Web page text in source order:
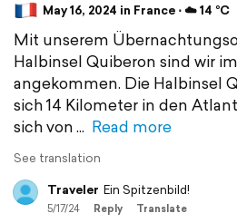
May 16, 2024 in France ⋅ ☁️ 14 °C
Mit unserem
Halbinsel Quiberon sind wir
angekommen. Die Halbinsel
sich 14 Kilometer in den
sich von
Read more
See translation
Traveler Ein Spitzenbild!
5/17/24 Reply Translate